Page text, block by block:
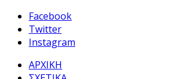
Facebook
Twitter
Instagram
ΑΡΧΙΚΗ